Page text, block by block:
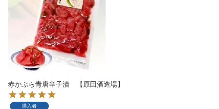
赤かぶら青唐辛子漬 【原田酒造場】
購入者